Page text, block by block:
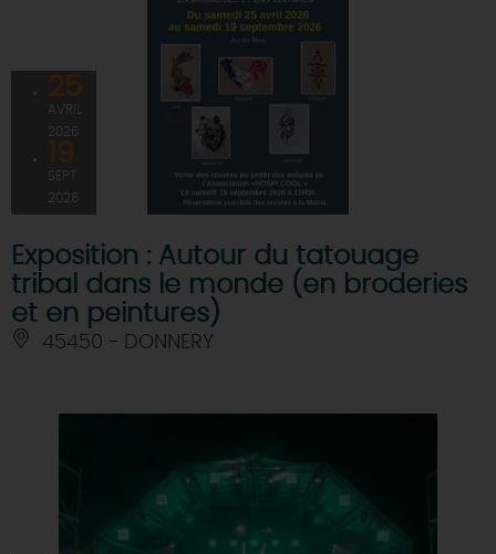
25
AVRIL
2026
19
SEPT
2026
Exposition : Autour du tatouage
tribal dans le monde (en broderies
et en peintures)
45450 - DONNERY